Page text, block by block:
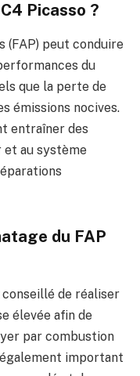
Picasso ?
(FAP) peut conduire
du
que la perte de
émissions nocives.
entraîner des
et au système
du FAP
de réaliser
élevée afin de
par combustion
important